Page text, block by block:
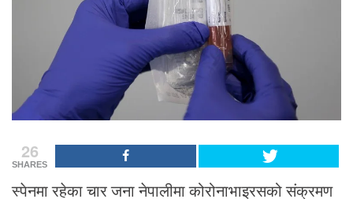
26
SHARES
स्पेनमा रहेका चार जना नेपालीमा कोरोनाभाइरसको संक्रमण